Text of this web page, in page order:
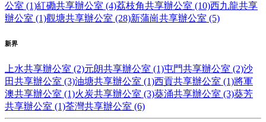
公室 (1)紅磡共享辦公室 (4)荔枝角共享辦公室 (10)西九龍共享
辦公室 (1)觀塘共享辦公室 (28)新蒲崗共享辦公室 (5)
新界
上水共享辦公室 (2)元朗共享辦公室 (1)屯門共享辦公室 (2)沙
田共享辦公室 (3)油塘共享辦公室 (1)西貢共享辦公室 (1)將軍
澳共享辦公室 (1)火炭共享辦公室 (3)葵涌共享辦公室 (3)葵芳
共享辦公室 (1)荃灣共享辦公室 (6)